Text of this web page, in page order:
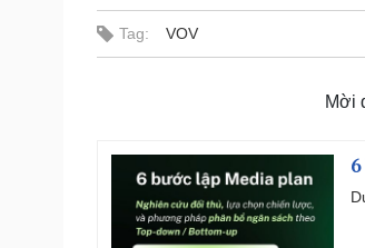
Tag: VOV
Mời